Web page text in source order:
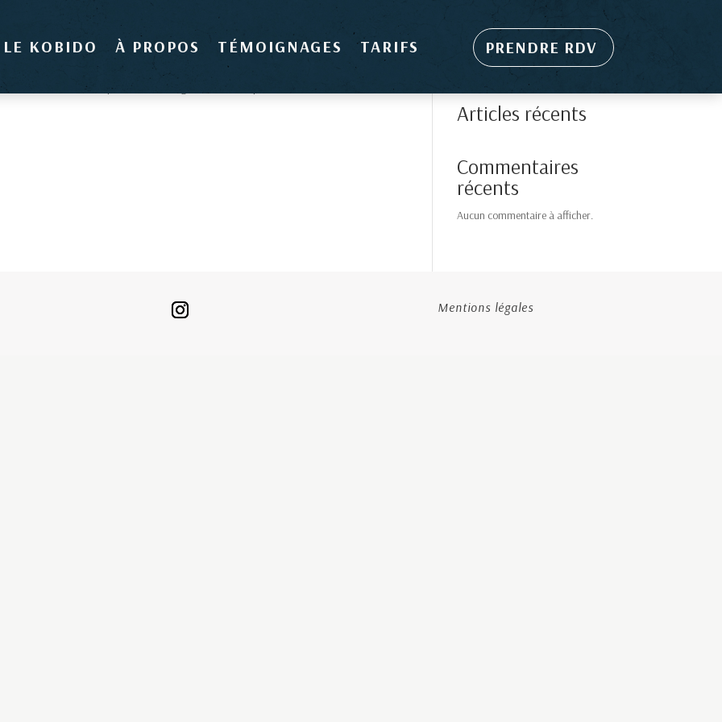
LE KOBIDO À PROPOS TÉMOIGNAGES TARIFS PRENDRE RDV
ou utilisez le panneau de navigation ci-dessus pour localiser l'article.
Rechercher
Articles récents
Commentaires
récents
Aucun commentaire à afficher.
Mentions légales